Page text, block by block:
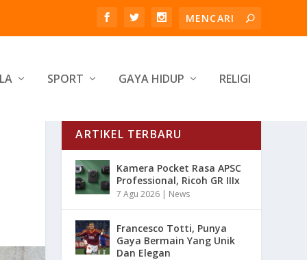
SPORT GAYA HIDUP RELIGI
ARTIKEL TERBARU
Kamera Pocket Rasa APSC
Professional, Ricoh GR IIIx
7 Agu 2026 | News
Francesco Totti, Punya
Gaya Bermain Yang Unik
Dan Elegan